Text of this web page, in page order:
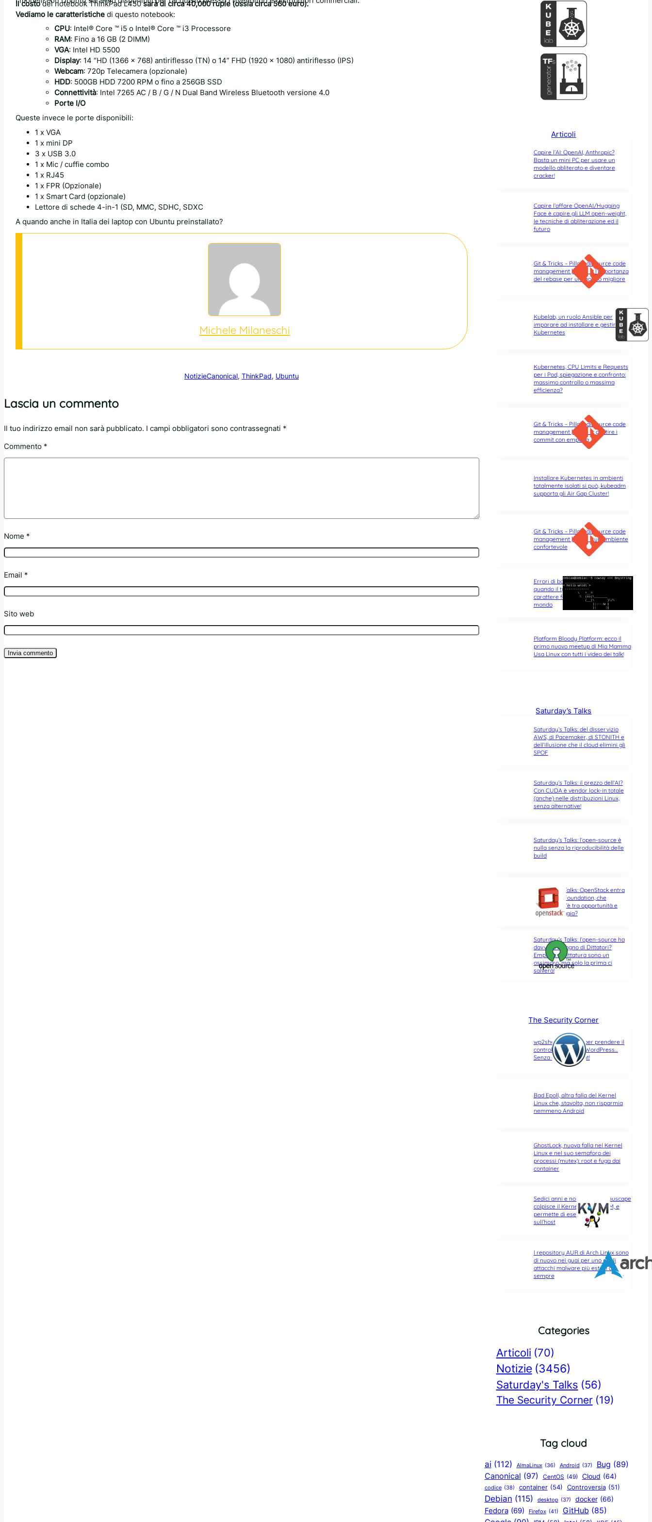
Il costodel notebook ThinkPad L450sarà di circa 40,000 rupie (ossia circa 560 euro).
Vediamo le caratteristiche di questo notebook:
CPU: Intel® Core ™ i5 o Intel® Core ™ i3 Processore
RAM: Fino a 16 GB (2 DIMM)
VGA: Intel HD 5500
Display: 14 “HD (1366 x 768) antiriflesso (TN) o 14” FHD (1920 x 1080) antiriflesso (IPS)
Webcam: 720p Telecamera (opzionale)
HDD: 500GB HDD 7200 RPM o fino a 256GB SSD
Connettività: Intel 7265 AC / B / G / N Dual Band Wireless Bluetooth versione 4.0
Porte I/O
Queste invece le porte disponibili:
1 x VGA
1 x mini DP
3 x USB 3.0
1 x Mic / cuffie combo
1 x RJ45
1 x FPR (Opzionale)
1 x Smart Card (opzionale)
Lettore di schede 4-in-1 (SD, MMC, SDHC, SDXC
A quando anche in Italia dei laptop con Ubuntu preinstallato?
Michele Milaneschi
NotizieCanonical, ThinkPad, Ubuntu
Lascia un commento
Il tuo indirizzo email non sarà pubblicato. I campi obbligatori sono contrassegnati *
Commento *
Nome *
Email *
Sito web
Articoli
Capire l’AI: OpenAI, Anthropic?
Basta un mini PC per usare un
modello abliterato e diventare
cracker!
Capire l’affare OpenAI/Hugging
Face è capire gli LLM open-weight,
le tecniche di abliterazione ed il
futuro
Git & Tricks – Pillole di source code
management | Parte 3: l’importanza
del rebase per un mondo migliore
Kubelab, un ruolo Ansible per
imparare ad installare e gestire
Kubernetes
Kubernetes, CPU Limits e Requests
per i Pod, spiegazione e confronto:
massimo controllo o massima
efficienza?
Git & Tricks – Pillole di source code
management | Parte 2: gestire i
commit con empatia
Installare Kubernetes in ambienti
totalmente isolati si può, kubeadm
supporta gli Air Gap Cluster!
Git & Tricks – Pillole di source code
management | Parte 1: un ambiente
confortevole
Errori di battitura nel terminale:
quando il typo di un singolo
carattere fa tutta la differenza del
mondo
Platform Bloody Platform: ecco il
primo nuovo meetup di Mia Mamma
Usa Linux con tutti i video dei talk!
Saturday’s Talks
Saturday’s Talks: del disservizio
AWS, di Pacemaker, di STONITH e
dell’illusione che il cloud elimini gli
SPOF
Saturday’s Talks: il prezzo dell’AI?
Con CUDA è vendor lock-in totale
(anche) nelle distribuzioni Linux,
senza alternative!
Saturday’s Talks: l’open-source è
nulla senza la riproducibilità delle
build
Saturday’s Talks: OpenStack entra
nella Linux Foundation, che
differenza c’è tra opportunità e
ultima spiaggia?
Saturday’s Talks: l’open-source ha
davvero bisogno di Dittatori?
Empatia e Dittatura sono un
ossimoro, ma solo la prima ci
salverà!
The Security Corner
wp2shell: due CVE per prendere il
controllo di un sito WordPress…
Senza alcun account!
Bad Epoll, altra falla del Kernel
Linux che, stavolta, non risparmia
nemmeno Android
GhostLock, nuova falla nel Kernel
Linux e nel suo semaforo dei
processi (mutex): root e fuga dai
container
Sedici anni e non sentirli: Januscape
colpisce il Kernel Linux e KVM, e
permette di eseguire codice
sull’host
I repository AUR di Arch Linux sono
di nuovo nei guai per uno degli
attacchi malware più estesi di
sempre
Categories
Articoli (70)
Notizie (3456)
Saturday's Talks (56)
The Security Corner (19)
Tag cloud
ai (112) AlmaLinux (36) Android (37) Bug (89)
Canonical (97) CentOS (49) Cloud (64)
codice (38) container (54) Controversia (51)
Debian (115) desktop (37) docker (66)
Fedora (69) Firefox (41) GitHub (85)